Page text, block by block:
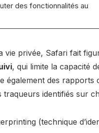
des fonctionnalités au
vie privée, Safari fait
, qui limite la capacité
également des
identifiés sur
(technique